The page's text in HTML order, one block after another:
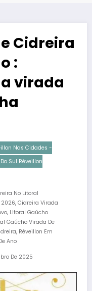
Cidreira
:
virada
Nas Cidades -
Sul Réveillon
No Litoral
2026, Cidreira Virada
, Litoral Gaúcho
Gaúcho Virada De
, Réveillon Em
Ano
De 2025